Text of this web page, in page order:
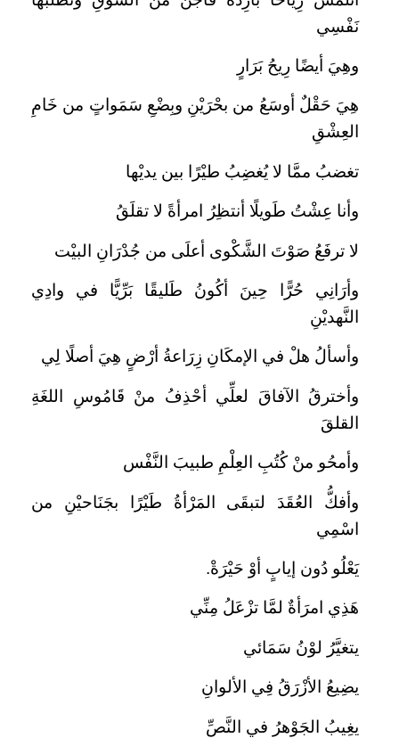
نَفْسِي
وهِيَ أيضًا رِيحُ بَرَارٍ
هِيَ حَقْلٌ أوسَعُ من بحْرَيْنِ وبِضْعِ سَمَواتٍ من خَامِ
العِشْقِ
تغضبُ ممَّا لا يُغضِبُ طيْرًا بين يديْها
وأنا عِشْتُ طَويلًا أنتظِرُ امرأةً لا تقلَقُ
لا ترفَعُ صَوْتَ الشَّكْوى أعلَى من جُدْرَانِ البيْت
وأرَانِي حُرًّا حِينَ أكُونُ طَليقًا بَرِّيًّا في وادِي
النَّهديْنِ
وأسألُ هلْ في الإمكَانِ زِرَاعةُ أرْضٍ هِيَ أصلًا لِي
وأخترقُ الآفاقَ لعلِّي أحْذِفُ منْ قَامُوسِ اللغَةِ
القلقَ
وأمحُو منْ كُتُبِ العِلْمِ طبيبَ النَّفْس
وأفكُّ العُقَدَ لتبقَى المَرْأةُ طَيْرًا بجَنَاحيْنِ من
اسْمِي
يَعْلُو دُون إيابٍ أوْ حَيْرَةْ.
هَذِي امرَأةٌ لمَّا تزْعَلُ مِنِّي
يتغيَّرُ لوْنُ سَمَائي
يضِيعُ الأزْرَقُ فِي الألوانِ
يغِيبُ الجَوْهرُ في النَّصِّ